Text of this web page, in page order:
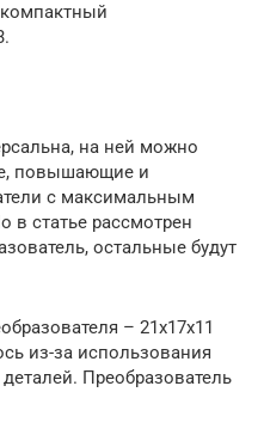
компактный
на ней можно
повышающие и
с максимальным
в статье рассмотрен
остальные будут
– 21х17х11
из-за использования
Преобразователь